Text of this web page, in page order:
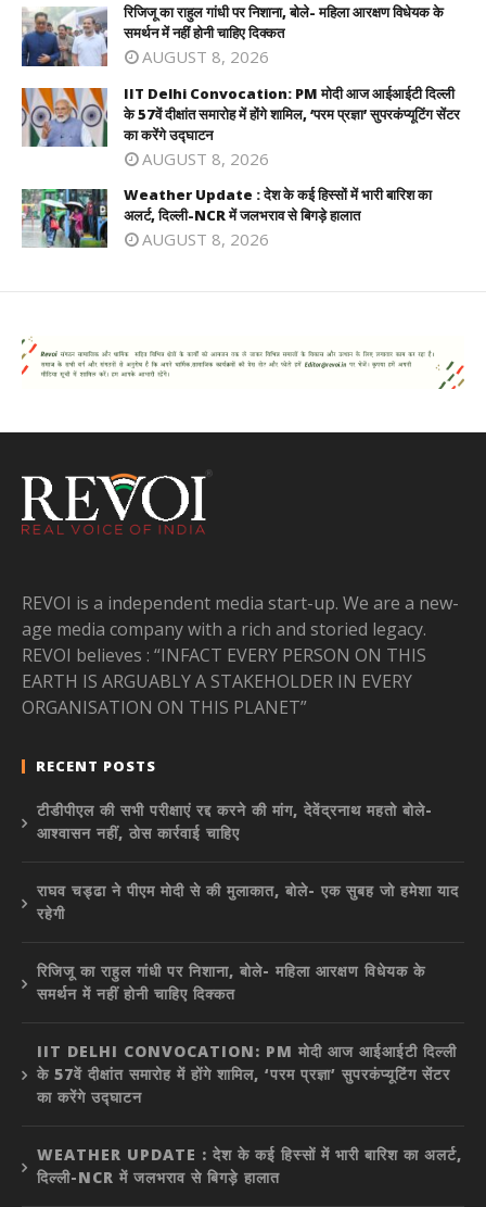
रिजिजू का राहुल गांधी पर निशाना, बोले- महिला आरक्षण विधेयक के
समर्थन में नहीं होनी चाहिए दिक्कत
AUGUST 8, 2026
IIT Delhi Convocation: PM मोदी आज आईआईटी दिल्ली
के 57वें दीक्षांत समारोह में होंगे शामिल, ‘परम प्रज्ञा’ सुपरकंप्यूटिंग सेंटर
का करेंगे उद्घाटन
AUGUST 8, 2026
Weather Update : देश के कई हिस्सों में भारी बारिश का
अलर्ट, दिल्ली-NCR में जलभराव से बिगड़े हालात
AUGUST 8, 2026
REVOI is a independent media start-up. We are a new-
age media company with a rich and storied legacy.
REVOI believes : “INFACT EVERY PERSON ON THIS
EARTH IS ARGUABLY A STAKEHOLDER IN EVERY
ORGANISATION ON THIS PLANET”
RECENT POSTS
टीडीपीएल की सभी परीक्षाएं रद्द करने की मांग, देवेंद्रनाथ महतो बोले-
आश्वासन नहीं, ठोस कार्रवाई चाहिए
राघव चड्ढा ने पीएम मोदी से की मुलाकात, बोले- एक सुबह जो हमेशा याद
रहेगी
रिजिजू का राहुल गांधी पर निशाना, बोले- महिला आरक्षण विधेयक के
समर्थन में नहीं होनी चाहिए दिक्कत
IIT DELHI CONVOCATION: PM मोदी आज आईआईटी दिल्ली
के 57वें दीक्षांत समारोह में होंगे शामिल, ‘परम प्रज्ञा’ सुपरकंप्यूटिंग सेंटर
का करेंगे उद्घाटन
WEATHER UPDATE : देश के कई हिस्सों में भारी बारिश का अलर्ट,
दिल्ली-NCR में जलभराव से बिगड़े हालात